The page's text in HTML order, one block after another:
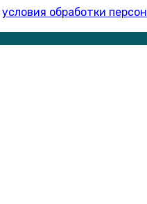
условия обработки